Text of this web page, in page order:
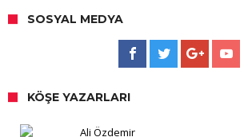
SOSYAL MEDYA
KÖŞE YAZARLARI
Ali Özdemir